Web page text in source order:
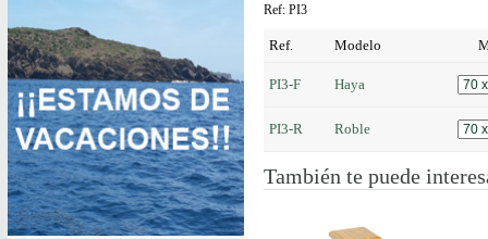
Ref: PI3
Ref. Modelo
PI3-F Haya
PI3-R Roble
También te puede